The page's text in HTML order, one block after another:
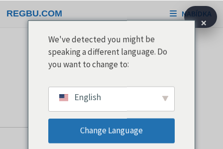
na
REGBU.COM NABÍDKA
×
We've detected you might be
speaking a different language. Do
you want to change to:
English
Change Language